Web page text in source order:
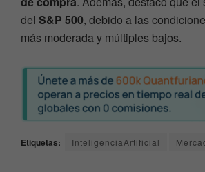
del S&P 500, debido a las
más moderada y múltiples bajos.
Etiquetas: InteligenciaArtificial